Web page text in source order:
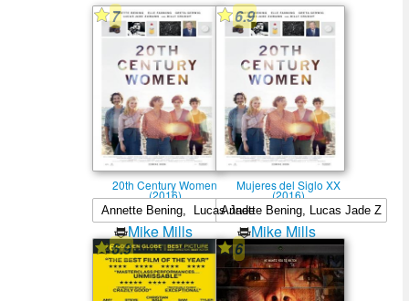
7
20th Century Women
(2016)
Mike Mills
6.9
Mujeres del Siglo XX
(2016)
Mike Mills
6.9
6